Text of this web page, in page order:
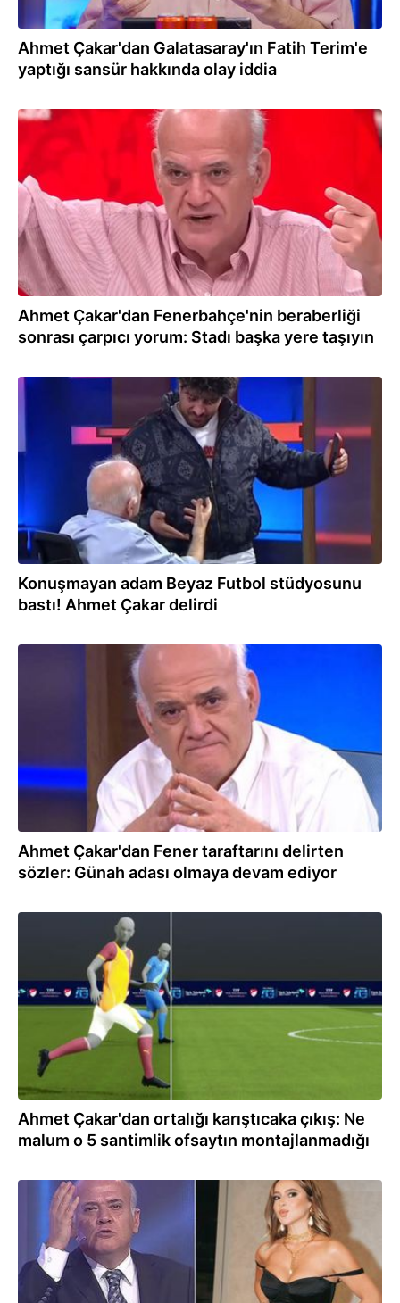
Ahmet Çakar'dan Galatasaray'ın Fatih Terim'e
yaptığı sansür hakkında olay iddia
24.02.2026
Ahmet Çakar'dan Fenerbahçe'nin beraberliği
sonrası çarpıcı yorum: Stadı başka yere taşıyın
Konuşmayan adam Beyaz Futbol stüdyosunu
bastı! Ahmet Çakar delirdi
Ahmet Çakar'dan Fener taraftarını delirten
sözler: Günah adası olmaya devam ediyor
Ahmet Çakar'dan ortalığı karıştıcaka çıkış: Ne
malum o 5 santimlik ofsaytın montajlanmadığı
26.01.2026